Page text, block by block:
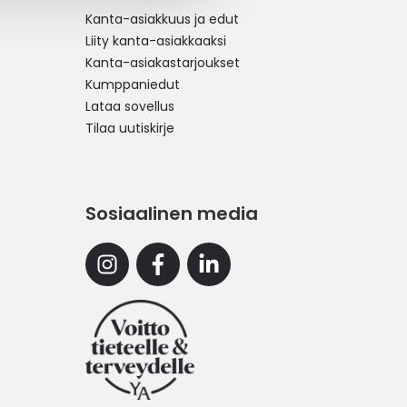
Kanta-asiakkuus ja edut
Liity kanta-asiakkaaksi
Kanta-asiakastarjoukset
Kumppaniedut
Lataa sovellus
Tilaa uutiskirje
Sosiaalinen media
InstagramFacebookLinkedin